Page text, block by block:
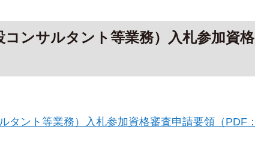
ンサルタント等業務）入札参加資格
タント等業務）入札参加資格審査申請要領（PDF：